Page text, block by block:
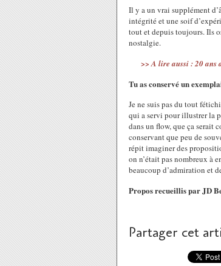
Il y a un vrai supplément
intégrité et une soif
tout et depuis toujours. Ils
nostalgie.
>> A lire aussi : 20 ans
Tu as conservé un
Je ne suis pas du tout
qui a servi pour illustrer la
dans un flow, que ça serait
conservant que peu de
répit imaginer des
on n’était pas nombreux à
beaucoup d’admiration et
Propos recueillis par JD
Partager cet